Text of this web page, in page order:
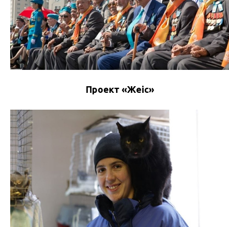
Проект «Жеңіс»